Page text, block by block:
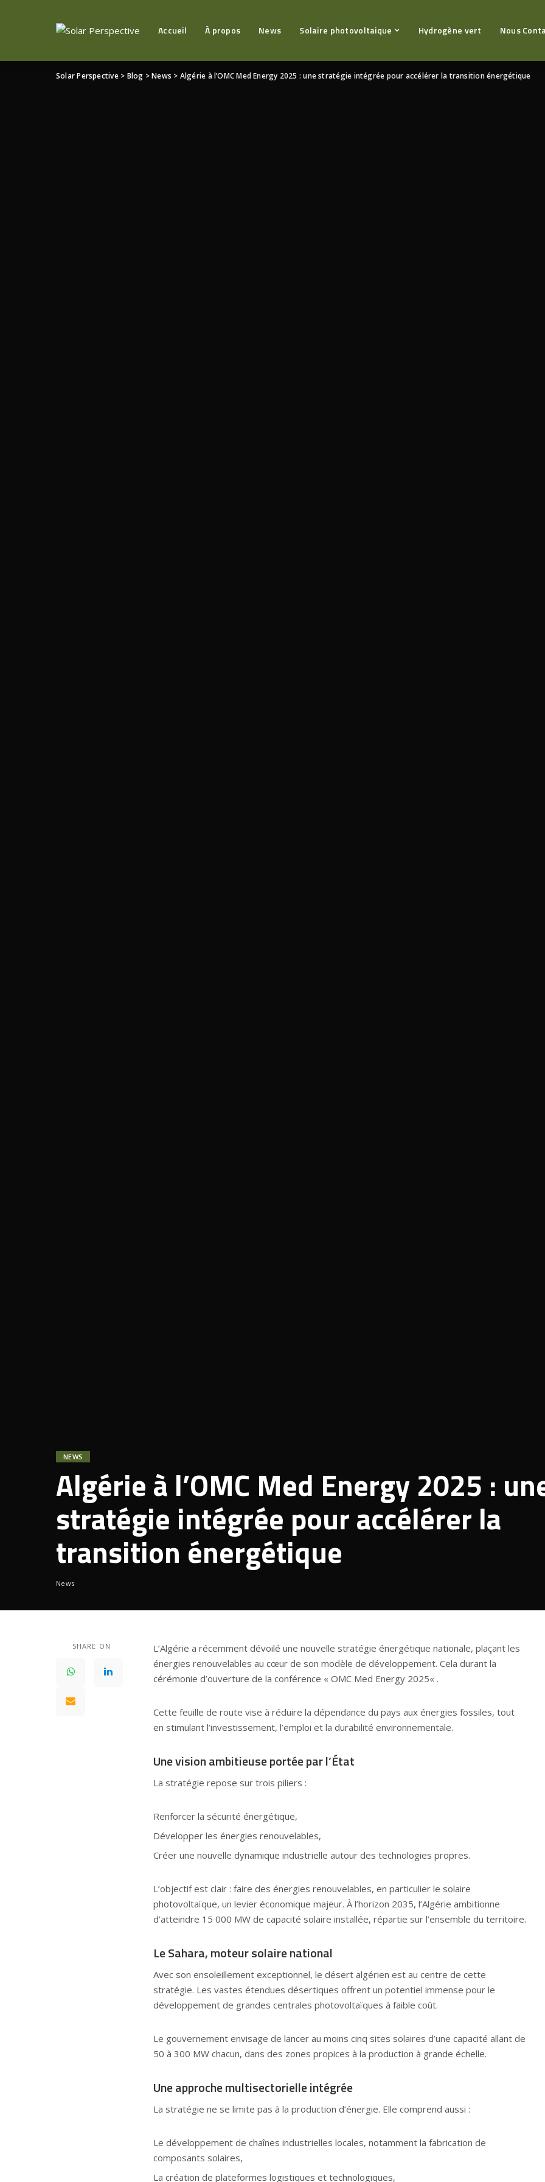
Accueil À propos News Solaire photovoltaique Hydrogène vert Nous
Solar Perspective> Blog >News > Algérie à l’OMC Med Energy 2025 : une stratégie intégrée pour accélérer la transition énergétique
NEWS
Algérie à l’OMC Med Energy 2025 :
stratégie intégrée pour accélérer la
transition énergétique
News
SHARE ON
L’Algérie a récemment dévoilé une nouvelle stratégie énergétique nationale, plaçant les
énergies renouvelables au cœur de son modèle de développement. Cela durant la
cérémonie d’ouverture de la conférence « OMC Med Energy 2025« .
Cette feuille de route vise à réduire la dépendance du pays aux énergies fossiles, tout
en stimulant l’investissement, l’emploi et la durabilité environnementale.
Une vision ambitieuse portée par l’État
La stratégie repose sur trois piliers :
Renforcer la sécurité énergétique,
Développer les énergies renouvelables,
Créer une nouvelle dynamique industrielle autour des technologies propres.
L’objectif est clair : faire des énergies renouvelables, en particulier le solaire
photovoltaïque, un levier économique majeur. À l’horizon 2035, l’Algérie ambitionne
d’atteindre 15 000 MW de capacité solaire installée, répartie sur l’ensemble du territoire.
Le Sahara, moteur solaire national
Avec son ensoleillement exceptionnel, le désert algérien est au centre de cette
stratégie. Les vastes étendues désertiques offrent un potentiel immense pour le
développement de grandes centrales photovoltaïques à faible coût.
Le gouvernement envisage de lancer au moins cinq sites solaires d’une capacité allant de
50 à 300 MW chacun, dans des zones propices à la production à grande échelle.
Une approche multisectorielle intégrée
La stratégie ne se limite pas à la production d’énergie. Elle comprend aussi :
Le développement de chaînes industrielles locales, notamment la fabrication de
composants solaires,
La création de plateformes logistiques et technologiques,